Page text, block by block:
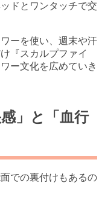
ドとワンタッチで交
ーを使い、週末や汗
『スカルプファイ
ー文化を広めていき
」と「血行
での裏付けもあるの